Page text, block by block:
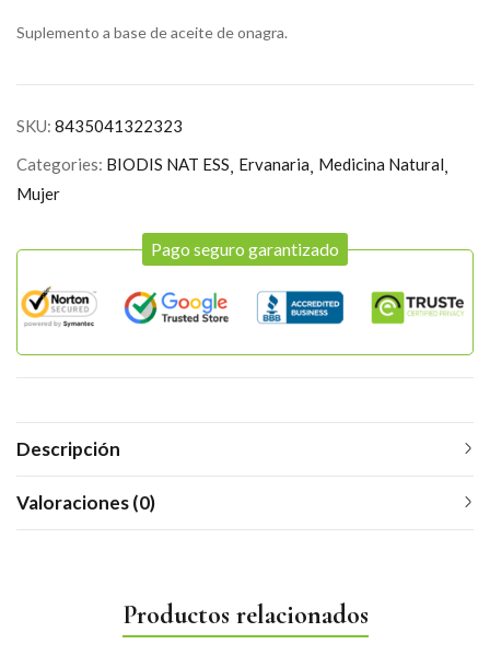
Suplemento a base de aceite de onagra.
SKU: 8435041322323
Categories: BIODIS NAT ESS Ervanaria Medicina Natural
Mujer
Pago seguro garantizado
Descripción
Valoraciones (0)
Productos relacionados